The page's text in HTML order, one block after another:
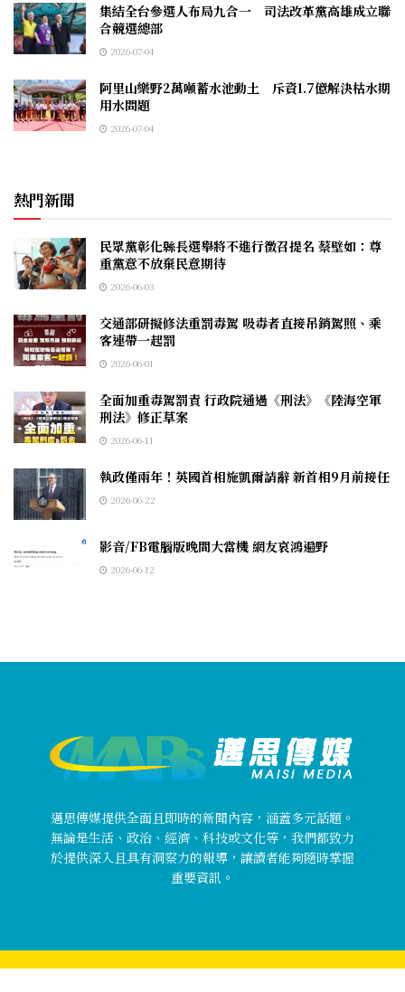
集結全台參選人布局九合一 司法改革黨高雄成立聯
合競選總部
2026-07-04
阿里山樂野2萬噸蓄水池動土 斥資1.7億解決枯水期
用水問題
2026-07-04
熱門新聞
民眾黨彰化縣長選舉將不進行徵召提名 蔡壁如：尊
重黨意不放棄民意期待
2026-06-03
交通部研擬修法重罰毒駕 吸毒者直接吊銷駕照、乘
客連帶一起罰
2026-06-01
全面加重毒駕罰責 行政院通過《刑法》《陸海空軍
刑法》修正草案
2026-06-11
執政僅兩年！英國首相施凱爾請辭 新首相9月前接任
2026-06-22
影音/FB電腦版晚間大當機 網友哀鴻遍野
2026-06-12
邁思傳媒提供全面且即時的新聞內容，涵蓋多元話題。
無論是生活、政治、經濟、科技或文化等，我們都致力
於提供深入且具有洞察力的報導，讓讀者能夠隨時掌握
重要資訊。